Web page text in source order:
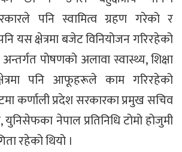
पनि स्वामित्व ग्रहण गरेको र
यस क्षेत्रमा बजेट विनियोजन गरिरहेको
पोषणको अलावा स्वास्थ्य, शिक्षा
पनि आफूहरूले काम गरिरहेको
कर्णाली प्रदेश सरकारका प्रमुख सचिव
युनिसेफका नेपाल प्रतिनिधि टोमो होजुमी
रहेको थियो ।